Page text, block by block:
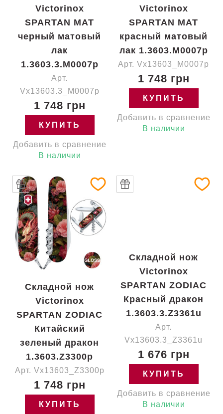
Victorinox
SPARTAN MAT
черный матовый
лак
1.3603.3.M0007p
Арт.
Vx13603.3_M0007p
1 748 грн
КУПИТЬ
Добавить в сравнение
В наличии
Victorinox
SPARTAN MAT
красный матовый
лак 1.3603.M0007p
Арт. Vx13603_M0007p
1 748 грн
КУПИТЬ
Добавить в сравнение
В наличии
Складной нож
Victorinox
SPARTAN ZODIAC
Китайский
зеленый дракон
1.3603.Z3300p
Арт. Vx13603_Z3300p
1 748 грн
КУПИТЬ
Складной нож
Victorinox
SPARTAN ZODIAC
Красный дракон
1.3603.3.Z3361u
Арт.
Vx13603.3_Z3361u
1 676 грн
КУПИТЬ
Добавить в сравнение
В наличии